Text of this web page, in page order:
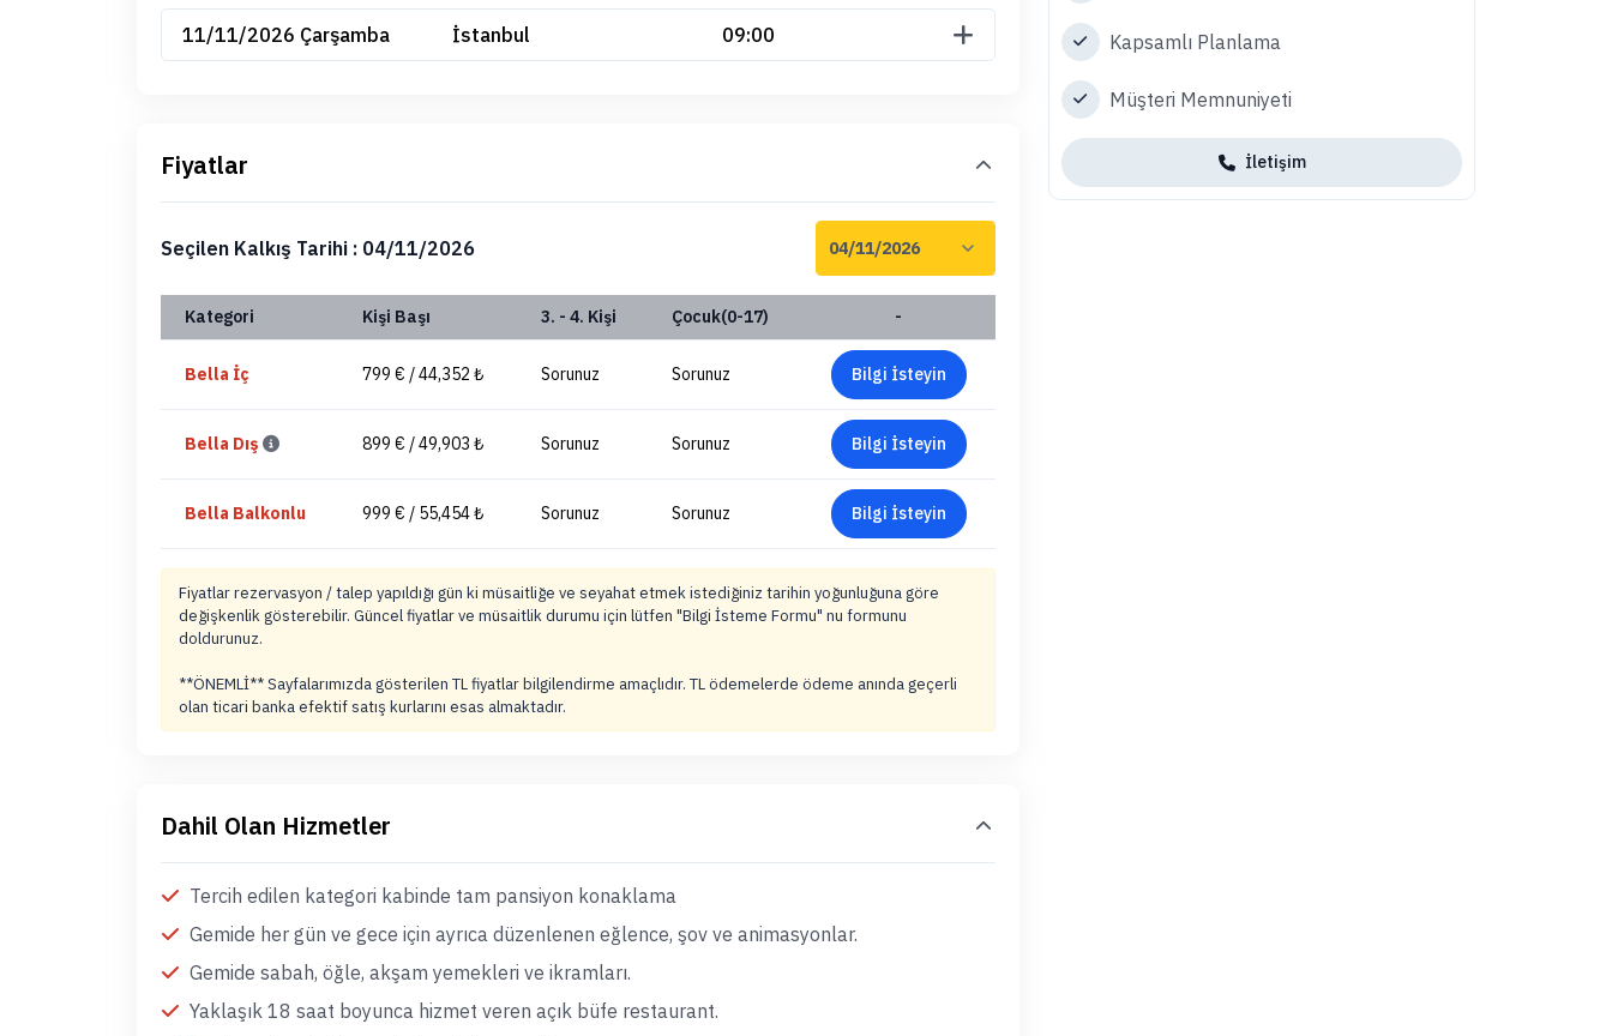
11/11/2026 Çarşamba İstanbul 09:00
Fiyatlar
Seçilen Kalkış Tarihi : 04/11/2026
Kategori Kişi Başı 3. - 4. Kişi Çocuk(0-17) -
Bella İç 799 € / 44,352 ₺ Sorunuz Sorunuz Bilgi İsteyin
Bella Dış 899 € / 49,903 ₺ Sorunuz Sorunuz Bilgi İsteyin
Bella Balkonlu 999 € / 55,454 ₺ Sorunuz Sorunuz Bilgi İsteyin
Fiyatlar rezervasyon / talep yapıldığı gün ki müsaitliğe ve seyahat etmek istediğiniz tarihin yoğunluğuna göre
değişkenlik gösterebilir. Güncel fiyatlar ve müsaitlik durumu için lütfen "Bilgi İsteme Formu" nu formunu
doldurunuz.
**ÖNEMLİ** Sayfalarımızda gösterilen TL fiyatlar bilgilendirme amaçlıdır. TL ödemelerde ödeme anında geçerli
olan ticari banka efektif satış kurlarını esas almaktadır.
Dahil Olan Hizmetler
Tercih edilen kategori kabinde tam pansiyon konaklama
Gemide her gün ve gece için ayrıca düzenlenen eğlence, şov ve animasyonlar.
Gemide sabah, öğle, akşam yemekleri ve ikramları.
Yaklaşık 18 saat boyunca hizmet veren açık büfe restaurant.
Kapsamlı Planlama
Müşteri Memnuniyeti
İletişim